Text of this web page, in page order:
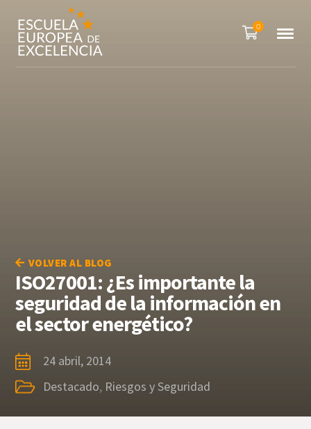
0
VOLVER AL BLOG
ISO27001: ¿Es importante la
seguridad de la información en
el sector energético?
24 abril, 2014
Destacado, Riesgos y Seguridad